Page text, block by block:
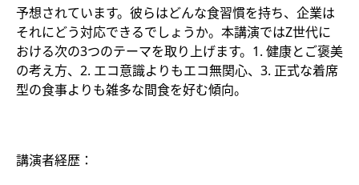
予想されています。彼らはどんな食習慣を持ち、企業は
それにどう対応できるでしょうか。本講演ではZ世代に
おける次の3つのテーマを取り上げます。1. 健康とご褒美
の考え方、2. エコ意識よりもエコ無関心、3. 正式な着席
型の食事よりも雑多な間食を好む傾向。
講演者経歴：